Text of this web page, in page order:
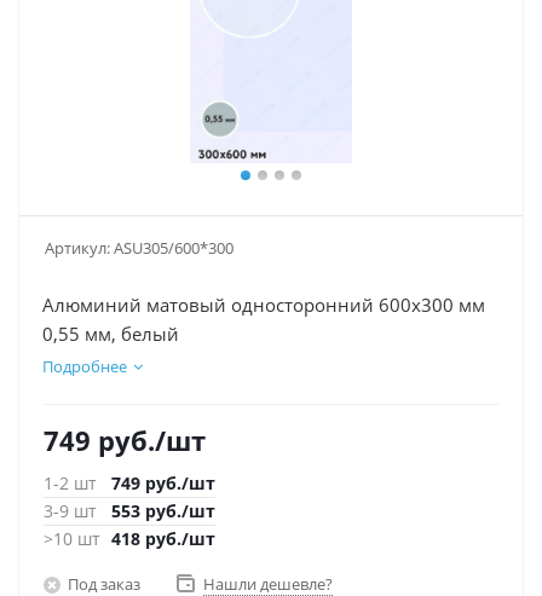
Артикул:ASU305/600*300
Алюминий матовый односторонний 600х300 мм
0,55 мм, белый
Подробнее
749 руб./шт
1-2 шт 749 руб./шт
3-9 шт
553 руб./шт
>10 шт 418 руб./шт
Под заказ Нашли дешевле?